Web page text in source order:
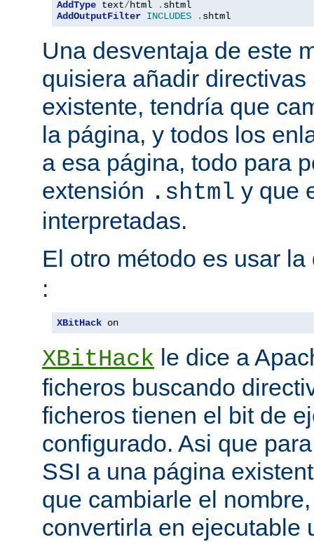
AddType text/html .
AddOutputFilter INCLUDES . shtml
Una desventaja de este
quisiera añadir
existente, tendría que
la página, y todos los
a esa página, todo para
extensión .shtml y que
interpretadas.
El otro método es usar
:
XBitHack on
XBitHack le dice a
ficheros buscando
ficheros tienen el bit de
configurado. Asi que
SSI a una página
que cambiarle el
convertirla en ejecutable